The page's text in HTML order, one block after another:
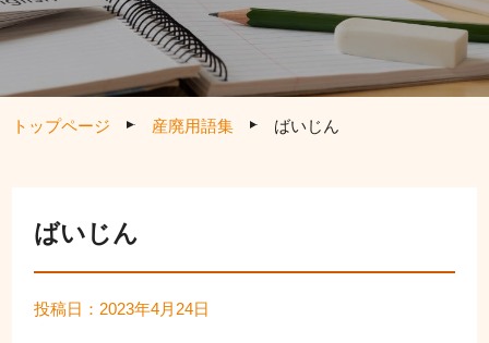
トップページ 産廃用語集 ばいじん
ばいじん
投稿日：2023年4月24日